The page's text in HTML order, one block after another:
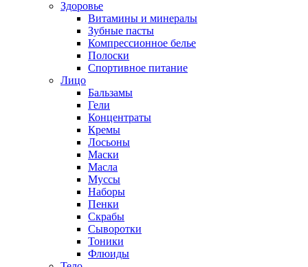
Здоровье
Витамины и минералы
Зубные пасты
Компрессионное белье
Полоски
Спортивное питание
Лицо
Бальзамы
Гели
Концентраты
Кремы
Лосьоны
Маски
Масла
Муссы
Наборы
Пенки
Скрабы
Сыворотки
Тоники
Флюиды